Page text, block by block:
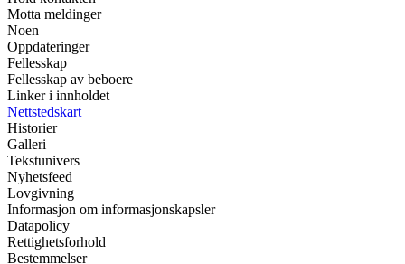
Motta meldinger
Noen
Oppdateringer
Fellesskap
Fellesskap av beboere
Linker i innholdet
Nettstedskart
Historier
Galleri
Tekstunivers
Nyhetsfeed
Lovgivning
Informasjon om informasjonskapsler
Datapolicy
Rettighetsforhold
Bestemmelser